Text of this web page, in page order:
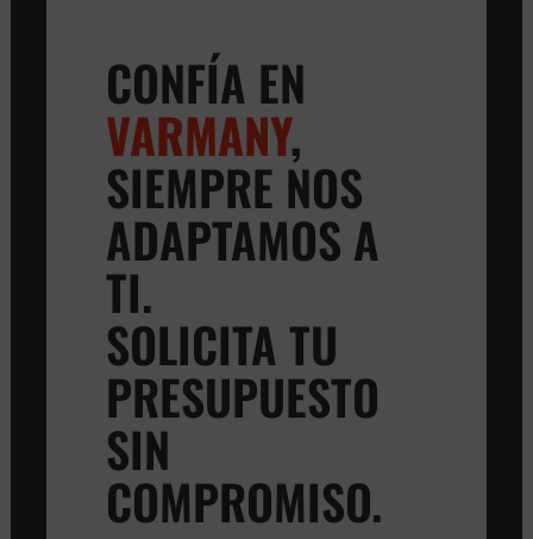
CONFÍA EN
VARMANY,
SIEMPRE NOS
ADAPTAMOS A
TI.
SOLICITA TU
PRESUPUESTO
SIN
COMPROMISO.